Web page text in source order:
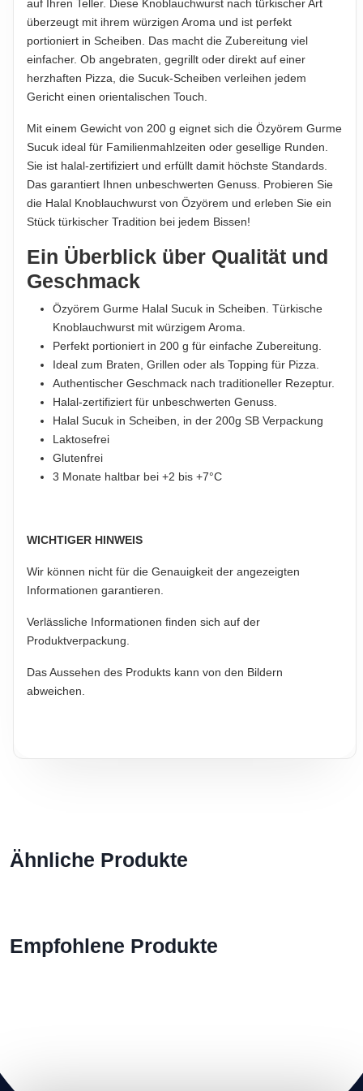
Hinweis zur Haftung: Für die vorstehenden Angaben wird keine Haftung
Produktverpackung; nur diese sind verbindlich.
Für die vorstehenden Angaben wird keine Haftung
übernommen...
ABTROPFGEWICHT
200g
NETTOFÜLLMENGE
220g
HERSTELLER
Özyörem GmbH, Am Bahndamm 1, 33378 Rheda-
Wiedenbrück, Deutschland
IMPORTEUR
Özyörem GmbH, Am Bahndamm 1, 33378 Rheda-
Wiedenbrück, Deutschland
Hinweis zur Haftung: Für die vorstehenden Angaben wird keine Haftung
übernommen. Bitte prüfen Sie die Angaben auf der jeweiligen
Produktverpackung; nur diese sind verbindlich.
auf Ihren Teller. Diese Knoblauchwurst nach türkischer Art
überzeugt mit ihrem würzigen Aroma und ist perfekt
portioniert in Scheiben. Das macht die Zubereitung viel
einfacher. Ob angebraten, gegrillt oder direkt auf einer
herzhaften Pizza, die Sucuk-Scheiben verleihen jedem
Gericht einen orientalischen Touch.
Mit einem Gewicht von 200 g eignet sich die Özyörem Gurme
Sucuk ideal für Familienmahlzeiten oder gesellige Runden.
Sie ist halal-zertifiziert und erfüllt damit höchste Standards.
Das garantiert Ihnen unbeschwerten Genuss. Probieren Sie
die Halal Knoblauchwurst von Özyörem und erleben Sie ein
Stück türkischer Tradition bei jedem Bissen!
Ein Überblick über Qualität und
Geschmack
Özyörem Gurme Halal Sucuk in Scheiben. Türkische
Knoblauchwurst mit würzigem Aroma.
Perfekt portioniert in 200 g für einfache Zubereitung.
Ideal zum Braten, Grillen oder als Topping für Pizza.
Authentischer Geschmack nach traditioneller Rezeptur.
Halal-zertifiziert für unbeschwerten Genuss.
Halal Sucuk in Scheiben, in der 200g SB Verpackung
Laktosefrei
Glutenfrei
3 Monate haltbar bei +2 bis +7°C
WICHTIGER HINWEIS
Wir können nicht für die Genauigkeit der angezeigten
Informationen garantieren.
Verlässliche Informationen finden sich auf der
Produktverpackung.
Das Aussehen des Produkts kann von den Bildern
abweichen.
Ähnliche Produkte
Empfohlene Produkte